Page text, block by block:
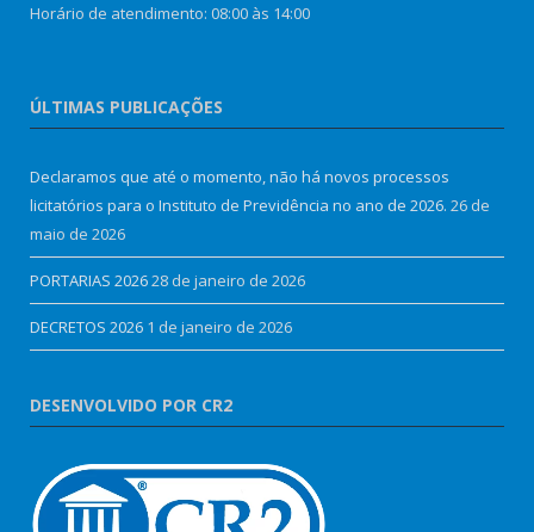
Horário de atendimento: 08:00 às 14:00
ÚLTIMAS PUBLICAÇÕES
Declaramos que até o momento, não há novos processos
licitatórios para o Instituto de Previdência no ano de 2026. 26 de
maio de 2026
PORTARIAS 202628 de janeiro de 2026
DECRETOS 2026 1 de janeiro de 2026
DESENVOLVIDO POR CR2